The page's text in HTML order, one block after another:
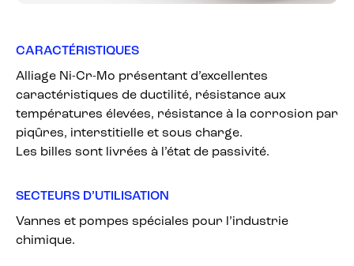
CARACTÉRISTIQUES
Alliage Ni-Cr-Mo présentant d’excellentes
caractéristiques de ductilité, résistance aux
températures élevées, résistance à la corrosion par
piqûres, interstitielle et sous charge.
Les billes sont livrées à l’état de passivité.
SECTEURS D’UTILISATION
Vannes et pompes spéciales pour l’industrie
chimique.